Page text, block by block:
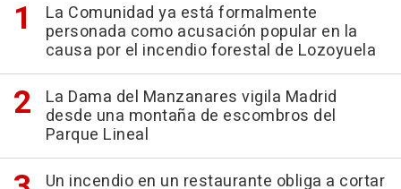
La Comunidad ya está formalmente
personada como acusación popular en la
causa por el incendio forestal de Lozoyuela
La Dama del Manzanares vigila Madrid
desde una montaña de escombros del
Parque Lineal
Un incendio en un restaurante obliga a cortar